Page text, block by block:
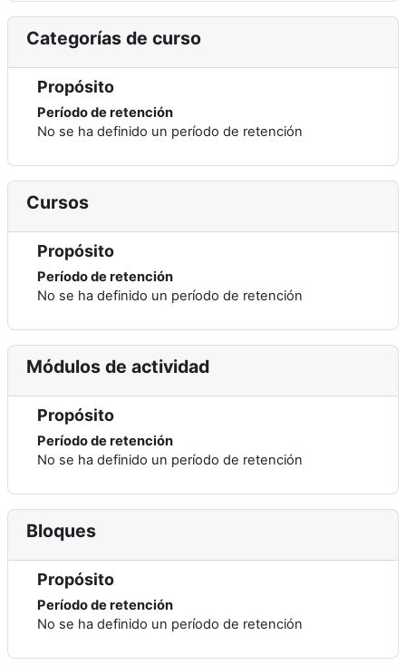
Categorías de curso
Propósito
Período de retención
No se ha definido un período de retención
Cursos
Propósito
Período de retención
No se ha definido un período de retención
Módulos de actividad
Propósito
Período de retención
No se ha definido un período de retención
Bloques
Propósito
Período de retención
No se ha definido un período de retención